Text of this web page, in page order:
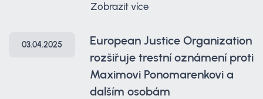
Zobrazit více
03.04.2025
European Justice Organization
rozšiřuje trestní oznámení proti
Maximovi Ponomarenkovi a
dalším osobám